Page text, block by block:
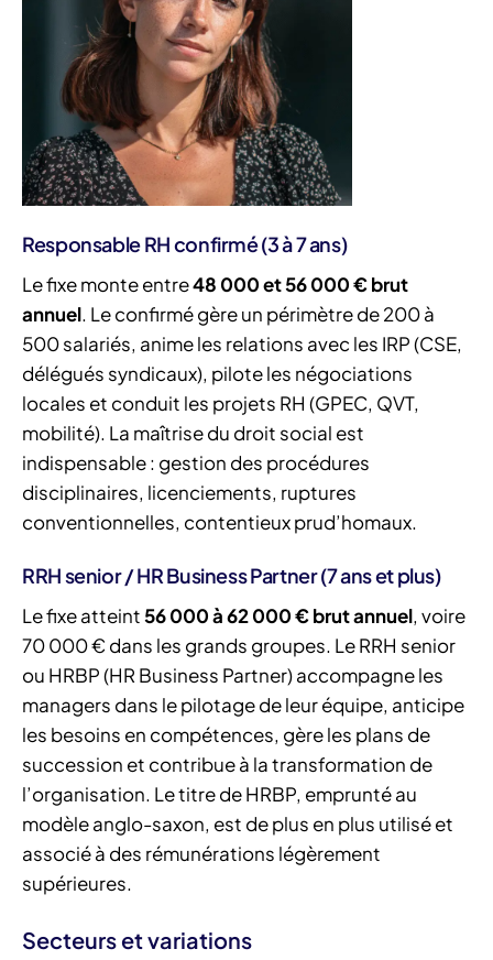
Responsable RH confirmé (3 à 7 ans)
Le fixe monte entre48 000 et 56 000 € brut
annuel. Le confirmé gère un périmètre de 200 à
500 salariés, anime les relations avec les IRP (CSE,
délégués syndicaux), pilote les négociations
locales et conduit les projets RH (GPEC, QVT,
mobilité). La maîtrise du droit social est
indispensable : gestion des procédures
disciplinaires, licenciements, ruptures
conventionnelles, contentieux prud’homaux.
RRH senior / HR Business Partner (7 ans et plus)
Le fixe atteint56 000 à 62 000 € brut annuel, voire
70 000 € dans les grands groupes. Le RRH senior
ou HRBP (HR Business Partner) accompagne les
managers dans le pilotage de leur équipe, anticipe
les besoins en compétences, gère les plans de
succession et contribue à la transformation de
l’organisation. Le titre de HRBP, emprunté au
modèle anglo-saxon, est de plus en plus utilisé et
associé à des rémunérations légèrement
supérieures.
Secteurs et variations